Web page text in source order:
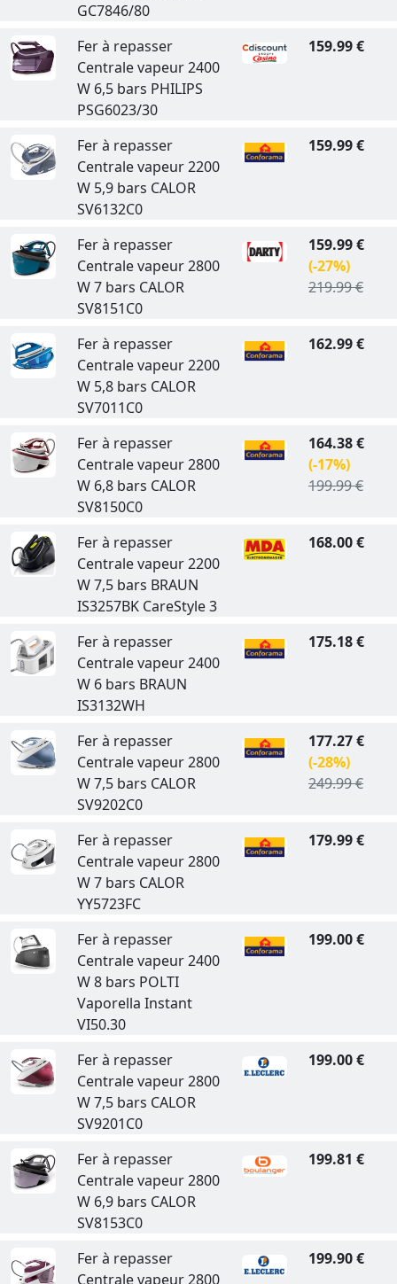
GC7846/80
Fer à repasser
Centrale vapeur 2400
W 6,5 bars PHILIPS
PSG6023/30
159.99 €
Fer à repasser
Centrale vapeur 2200
W 5,9 bars CALOR
SV6132C0
159.99 €
Fer à repasser
Centrale vapeur 2800
W 7 bars CALOR
SV8151C0
159.99 €
(-27%)
219.99 €
Fer à repasser
Centrale vapeur 2200
W 5,8 bars CALOR
SV7011C0
162.99 €
Fer à repasser
Centrale vapeur 2800
W 6,8 bars CALOR
SV8150C0
164.38 €
(-17%)
199.99 €
Fer à repasser
Centrale vapeur 2200
W 7,5 bars BRAUN
IS3257BK CareStyle 3
168.00 €
Fer à repasser
Centrale vapeur 2400
W 6 bars BRAUN
IS3132WH
175.18 €
Fer à repasser
Centrale vapeur 2800
W 7,5 bars CALOR
SV9202C0
177.27 €
(-28%)
249.99 €
Fer à repasser
Centrale vapeur 2800
W 7 bars CALOR
YY5723FC
179.99 €
Fer à repasser
Centrale vapeur 2400
W 8 bars POLTI
Vaporella Instant
VI50.30
199.00 €
Fer à repasser
Centrale vapeur 2800
W 7,5 bars CALOR
SV9201C0
199.00 €
Fer à repasser
Centrale vapeur 2800
W 6,9 bars CALOR
SV8153C0
199.81 €
Fer à repasser
Centrale vapeur 2800
199.90 €